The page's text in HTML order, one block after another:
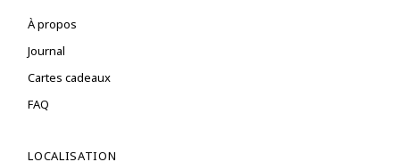
À propos
Journal
Cartes cadeaux
FAQ
LOCALISATION